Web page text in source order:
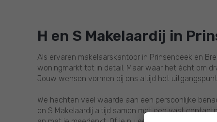
H en S Makelaardij in
Als ervaren makelaarskantoor in Prinsenbeek en
woningmarkt tot in detail. Maar waar het écht om
Jouw wensen vormen bij ons altijd het
We hechten veel waarde aan een persoonlijke
en S Makelaardij altijd samen met een vast